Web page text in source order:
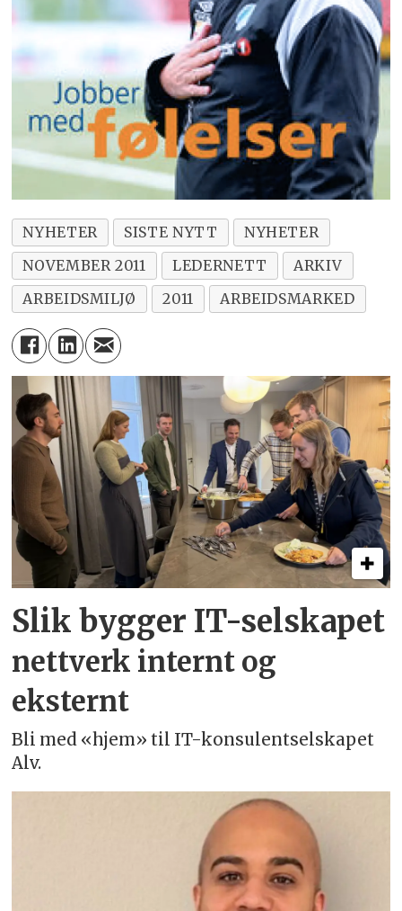
NYHETER SISTE NYTT
NYHETER
NOVEMBER 2011
LEDERNETT
ARKIV
ARBEIDSMILJØ
2011 ARBEIDSMARKED
Slik bygger IT-selskapet
nettverk internt og
eksternt
Bli med «hjem» til IT-konsulentselskapet
Alv.